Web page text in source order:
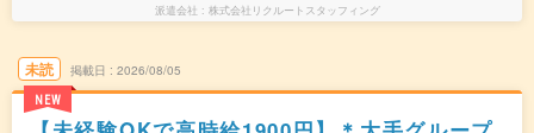
派遣会社 株式会社リクルートスタッフィング
未読
NEW
掲載日 2026/08/05